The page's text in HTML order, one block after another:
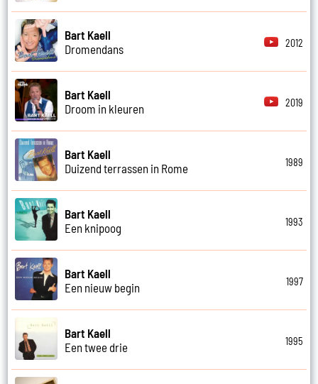
Bart Kaell
Dromendans
2012
Bart Kaell
Droom in kleuren
2019
Bart Kaell
Duizend terrassen in Rome
1989
Bart Kaell
Een knipoog
1993
Bart Kaell
Een nieuw begin
1997
Bart Kaell
Een twee drie
1995